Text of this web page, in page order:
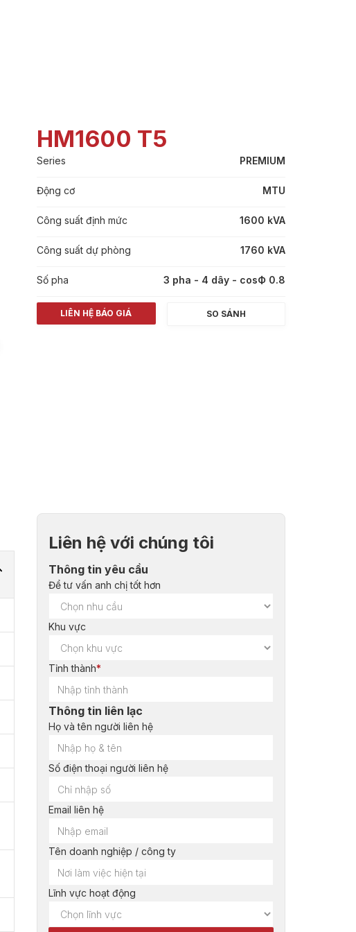
HM1600 T5
Series PREMIUM
Động cơ MTU
Công suất định mức 1600 kVA
Công suất dự phòng 1760 kVA
Số pha 3 pha - 4 dây - cosФ 0.8
LIÊN HỆ BÁO GIÁ SO SÁNH
Liên hệ với chúng tôi
Thông tin yêu cầu
Để tư vấn anh chị tốt hơn
Khu vực
Tỉnh thành*
Thông tin liên lạc
Họ và tên người liên hệ
Số điện thoại người liên hệ
Email liên hệ
Tên doanh nghiệp / công ty
Lĩnh vực hoạt động